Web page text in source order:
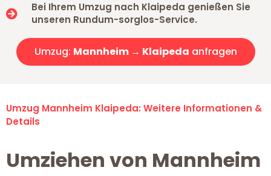
Bei Ihrem Umzug nach Klaipeda genießen Sie
unseren Rundum-sorglos-Service.
Umzug: Mannheim → Klaipeda anfragen
Umzug Mannheim Klaipeda: Weitere Informationen &
Details
Umziehen von Mannheim